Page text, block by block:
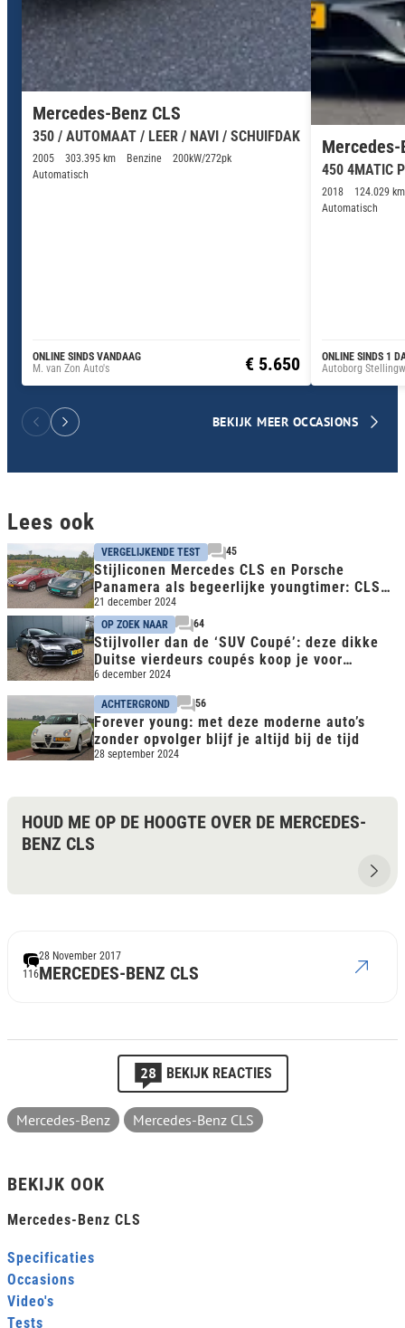
Mercedes-Benz CLS
350 / AUTOMAAT / LEER / NAVI / SCHUIFDAK
2005 303.395 km Benzine
200kW/272pk
Automatisch
ONLINE SINDS VANDAAG
M. van Zon Auto's
€ 5.650
Mercedes-
450 4MATIC
2018
124.029 km
Automatisch
ONLINE SINDS 1
Autoborg
BEKIJK MEER OCCASIONS
Lees ook
VERGELIJKENDE TEST 45
Stijliconen Mercedes CLS en Porsche
Panamera als begeerlijke youngtimer: CLS
geboren klassieker
21 december 2024
OP ZOEK NAAR
64
Stijlvoller dan de ‘SUV Coupé’: deze dikke
Duitse vierdeurs coupés koop je voor
€30.000
6 december 2024
ACHTERGROND 56
Forever young: met deze moderne auto’s
zonder opvolger blijf je altijd bij de tijd
28 september 2024
HOUD ME OP DE HOOGTE OVER DE MERCEDES-
BENZ CLS
116MERCEDES-BENZ CLS
28 November 2017
28 BEKIJK REACTIES
Mercedes-Benz Mercedes-Benz CLS
BEKIJK OOK
Mercedes-Benz CLS
Specificaties
Occasions
Video's
Tests